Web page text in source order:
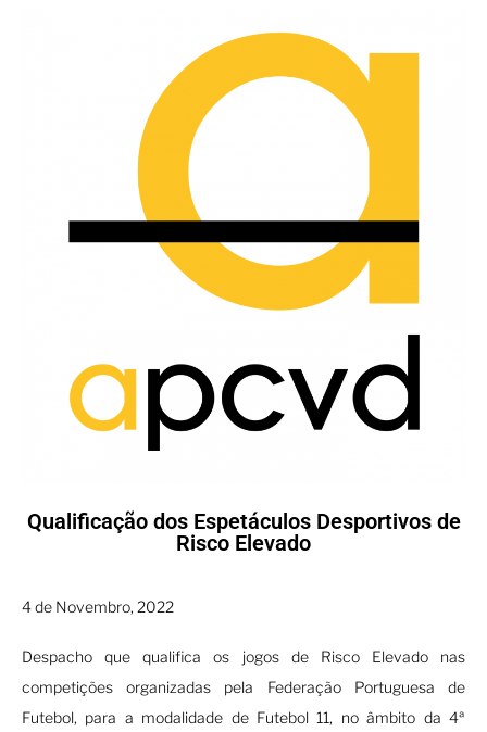
Qualificação dos Espetáculos Desportivos de
Risco Elevado
4 de Novembro, 2022
Despacho que qualifica os jogos de Risco Elevado nas
competições organizadas pela Federação Portuguesa de
Futebol, para a modalidade de Futebol 11, no âmbito da 4ª